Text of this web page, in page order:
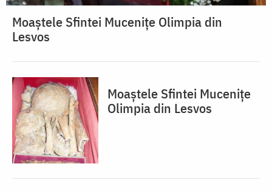
Moaștele Sfintei Mucenițe Olimpia din
Lesvos
Moaștele Sfintei Mucenițe
Olimpia din Lesvos